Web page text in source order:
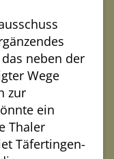
neben der
Wege
zur
ein
Thaler
Täfertingen-